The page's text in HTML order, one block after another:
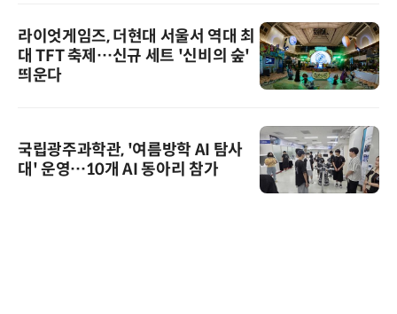
라이엇게임즈, 더현대 서울서 역대 최
대 TFT 축제…신규 세트 '신비의 숲'
띄운다
국립광주과학관, '여름방학 AI 탐사
대' 운영…10개 AI 동아리 참가